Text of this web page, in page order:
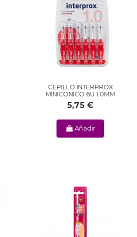
CEPILLO INTERPROX
MINICONICO 6U 1.0MM
5,75 €
Añadir